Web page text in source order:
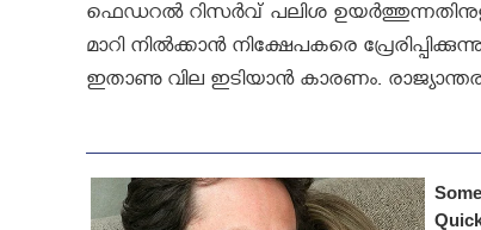
ഫെഡറല്‍ റിസര്‍വ് പലിശ
മാറി നില്‍ക്കാന്‍ നിക്ഷേപകരെ
ഇതാണു വില ഇടിയാന്‍ കാരണം. രാജ്യാന്തര